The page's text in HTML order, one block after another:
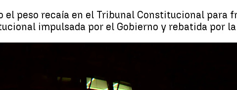
el peso recaía en el Tribunal Constitucional para
impulsada por el Gobierno y rebatida por